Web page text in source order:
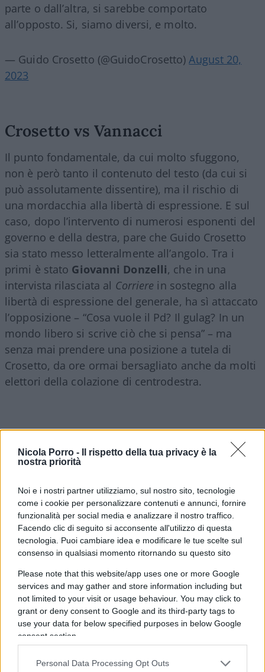
Nicola Porro -
Il rispetto della tua privacy è la
nostra priorità
Noi e i nostri partner utilizziamo, sul nostro sito, tecnologie
come i cookie per personalizzare contenuti e annunci, fornire
funzionalità per social media e analizzare il nostro traffico.
Facendo clic di seguito si acconsente all'utilizzo di questa
tecnologia. Puoi cambiare idea e modificare le tue scelte sul
consenso in qualsiasi momento ritornando su questo sito
Please note that this website/app uses one or more Google
services and may gather and store information including but
not limited to your visit or usage behaviour. You may click to
grant or deny consent to Google and its third-party tags to
use your data for below specified purposes in below Google
consent section.
Personal Data Processing Opt Outs
parte o dall’altra, si sarebbe comportato
all’opposto. Si, siamo diversi, e molto.
— Guido Crosetto (@GuidoCrosetto)August 20,
2023
Crosetto vs Vannacci
Il punto fondamentale, da cui molto sfuggono,
non è però tanto il contenuto del testo (da cui si
può assolutamente dissentire), ma il rischio di
una mordacchia alla libertà di espressione. E sul
caso, dopo l’intervento di numerosi esponenti del
governo e della destra, pare che Guido Crosetto
sia stato messo letteralmente all’angolo. Tra i
primi è stato Giovanni Donzelli, che in una
intervista rilasciata al Corriere in sostegno alla
libertà di espressione del generale, ha sì attaccato
l’opposizione – “Cosa vuole il Pd? Il gulag? In un
mondo libero si scrive ciò che si pensa” – ma
senza mai prendere una posizione a tutela di
Crosetto, da ore ormai bersagliato anche da molti
elettori della colazione di centrodestra.
Per approfondire:
“Compro il suo libro”. Salvini si schiera col
generale Vannacci
Vannacci umiliato dalla dittatura delle
minoranze. Questo è regime
“Faccio il soldato, per ora…”. Vannacci sgancia
la bomba: “Non sono stato rimosso”
In queste ore, è arrivato il commento diMatteo
Salvini, il quale ha affermato chiaramente che “il
Generale Vannacci deve essere giudicato per
quello che fa in servizio”, rifiutando l’idea di un
“Grande Fratello che dice questo lo puoi leggere e
questo no”. La parola è poi passata